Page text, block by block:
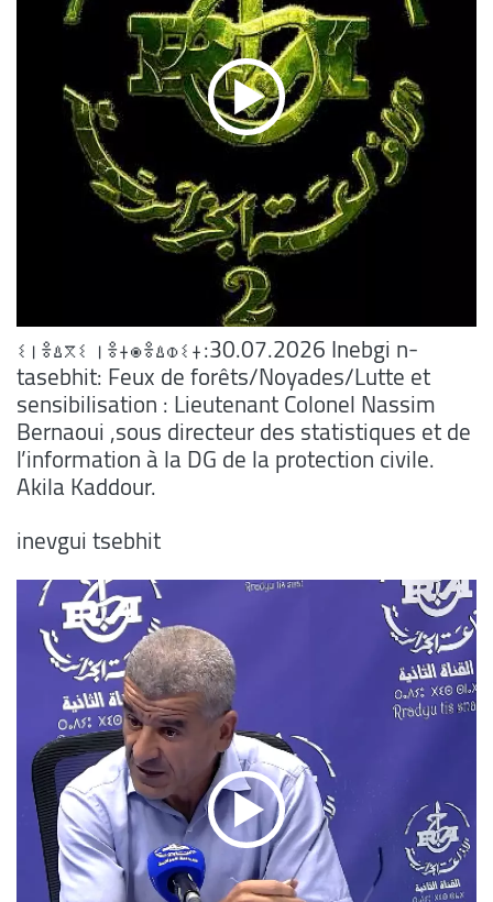
ⵉⵏⴻⵠⴳⵉ ⵏⴻⵜⵙⴻⵠⵀⵉⵜ:30.07.2026 Inebgi n-
tasebhit: Feux de forêts/Noyades/Lutte et
sensibilisation : Lieutenant Colonel Nassim
Bernaoui ,sous directeur des statistiques et de
l’information à la DG de la protection civile.
Akila Kaddour.
inevgui tsebhit